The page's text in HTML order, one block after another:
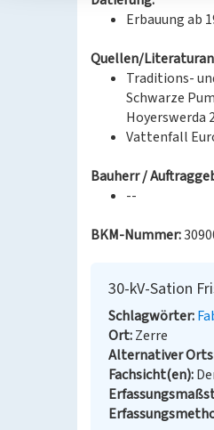
Erbauung ab
Quellen/
Traditions-
Schwarze
Hoyerswerda
Vattenfall
Bauherr /
--
BKM-Nummer:
30-kV-Sation
Schlagwörter
Ort Zerre
Alternativer
Fachsicht(en)